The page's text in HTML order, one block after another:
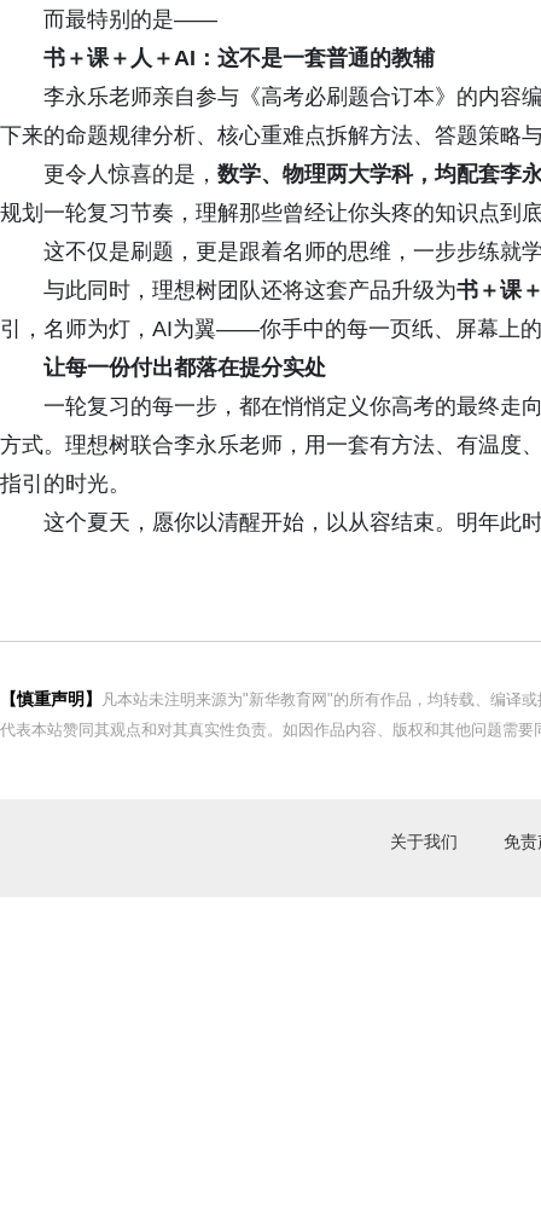
而最特别的是——
书＋课＋人＋AI：这不是一套普通的教辅
李永乐老师亲自参与《高考必刷题合订本》的内容
下来的命题规律分析、核心重难点拆解方法、答题策略
更令人惊喜的是， 数学、物理两大学科，均配套李
规划一轮复习节奏，理解那些曾经让你头疼的知识点到
这不仅是刷题，更是跟着名师的思维，一步步练就
与此同时，理想树团队还将这套产品升级为书＋课
引，名师为灯，AI为翼——你手中的每一页纸、屏幕上
让每一份付出都落在提分实处
一轮复习的每一步，都在悄悄定义你高考的最终走
方式。理想树联合李永乐老师，用一套有方法、有温度
指引的时光。
这个夏天，愿你以清醒开始，以从容结束。明年此
【慎重声明】
凡本站未注明来源为"新华教育网"的所有作品，均转载、编译
代表本站赞同其观点和对其真实性负责。如因作品内容、版权和其他问题需
关于我们 免责